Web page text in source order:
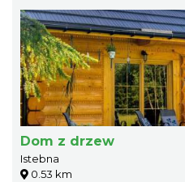
Dom z drzew
Istebna
0.53 km